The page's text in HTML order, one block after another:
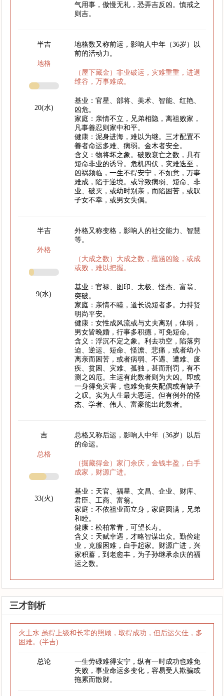
气用事，傲慢无礼，恐弄吉反凶。慎戒之
则吉。
半吉
地格
20(水)
地格数又称前运，影响人中年（36岁）以
前的活动力。
（屋下藏金）非业破运，灾难重重，进退
维谷，万事难成。
基业：官星、部将、美术、智能、红艳、
凶危。
家庭：亲情不立，兄弟相隐，离祖败家，
凡事善忍则家中和平。
健康：泥身进海，难以为继。三才配置不
善者命运多难、病弱。金木者安全。
含义：物将坏之象。破败衰亡之数，具有
短命非业的诱导。危机四伏，灾难迭至，
凶祸频临，一生不得安宁，不如意，万事
难成，陷于逆境。或导致病弱、短命、非
业、破灭，或幼时别亲，而陷困苦，或叹
子女不幸，或男女失偶。
半吉
外格
9(水)
外格又称变格，影响人的社交能力、智慧
等。
（大成之数）大成之数，蕴涵凶险，或成
或败，难以把握。
基业：官禄、图印、太极、怪杰、富翁、
突破。
家庭：亲情不睦，道长说短者多。力持贤
明尚平安。
健康：女性成风流或与丈夫离别，体弱，
男女皆晚婚，行事多积德，可免短命。
含义：浮沉不定之象。利去功空，陷落穷
迫、逆运、短命、怪澹、悲痛，或者幼小
离亲而困苦，或者病弱、不遇、遭难、废
疾、贫困、灾难、孤独，甚而刑罚，有不
测之凶厄。主运有此数者则为大凶。即或
一身得免灾害，也难免丧失配偶或有缺子
之叹。实为人生最大恶运。但有例外的怪
杰、学者、伟人、富豪能出此数者。
吉
总格
33(火)
总格又称后运，影响人中年（36岁）以后
的命运。
（掘藏得金）家门余庆，金钱丰盈，白手
成家，财源广进。
基业：天官、福星、文昌、企业、财库、
君臣、工商、富翁。
家庭：不依祖业而立身，家庭圆满，兄弟
和睦。
健康：松柏常青，可望长寿。
含义：天赋幸遇，才略智谋出众。勤俭建
业，克服困难，白手起家。财源广进，兴
家积蓄，到老愈丰，为子孙继承余庆的福
运之数。
三才剖析
火土水 虽得上级和长辈的照顾，取得成功，但后运欠佳，多
困难。(半吉)
总论
一生劳碌难得安宁，纵有一时成功也难免
失败，事业命运多变化，容易受人欺骗或
拖累而散财。